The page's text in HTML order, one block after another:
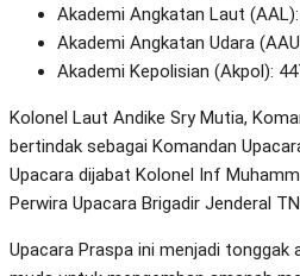
Akademi Angkatan Laut
Akademi Angkatan Udara
Akademi Kepolisian (Akpol):
Kolonel Laut Andike Sry Mutia,
bertindak sebagai Komandan
Upacara dijabat Kolonel Inf
Perwira Upacara Brigadir Jenderal
Upacara Praspa ini menjadi tonggak